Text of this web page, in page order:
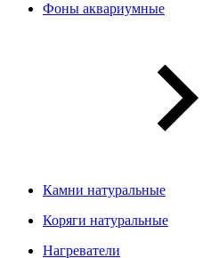
Фоны аквариумные
Камни натуральные
Коряги натуральные
Нагреватели